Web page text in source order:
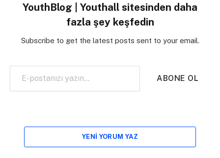
YouthBlog | Youthall sitesinden daha
fazla şey keşfedin
Subscribe to get the latest posts sent to your email.
E-postanızı yazın…
ABONE OL
YENI YORUM YAZ